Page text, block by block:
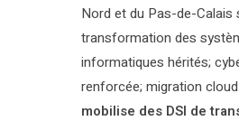
Nord et du Pas-de-Calais
transformation des
informatiques hérités;
renforcée; migration cloud.
mobilise des DSI de